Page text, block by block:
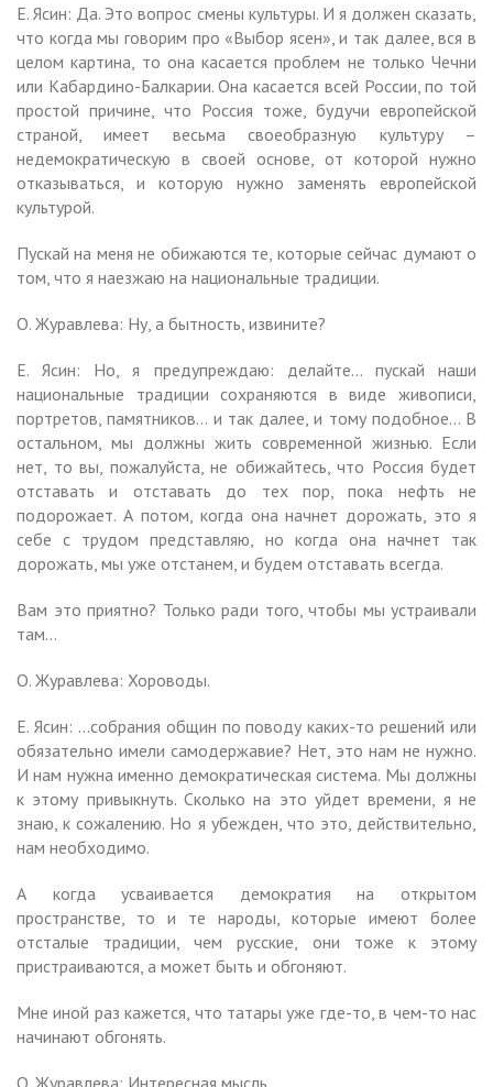
Е. Ясин: Да. Это вопрос смены культуры. И я должен сказать,
что когда мы говорим про «Выбор ясен», и так далее, вся в
целом картина, то она касается проблем не только Чечни
или Кабардино-Балкарии. Она касается всей России, по той
простой причине, что Россия тоже, будучи европейской
страной, имеет весьма своеобразную культуру –
недемократическую в своей основе, от которой нужно
отказываться, и которую нужно заменять европейской
культурой.
Пускай на меня не обижаются те, которые сейчас думают о
том, что я наезжаю на национальные традиции.
О. Журавлева: Ну, а бытность, извините?
Е. Ясин: Но, я предупреждаю: делайте… пускай наши
национальные традиции сохраняются в виде живописи,
портретов, памятников… и так далее, и тому подобное… В
остальном, мы должны жить современной жизнью. Если
нет, то вы, пожалуйста, не обижайтесь, что Россия будет
отставать и отставать до тех пор, пока нефть не
подорожает. А потом, когда она начнет дорожать, это я
себе с трудом представляю, но когда она начнет так
дорожать, мы уже отстанем, и будем отставать всегда.
Вам это приятно? Только ради того, чтобы мы устраивали
там…
О. Журавлева: Хороводы.
Е. Ясин: …собрания общин по поводу каких-то решений или
обязательно имели самодержавие? Нет, это нам не нужно.
И нам нужна именно демократическая система. Мы должны
к этому привыкнуть. Сколько на это уйдет времени, я не
знаю, к сожалению. Но я убежден, что это, действительно,
нам необходимо.
А когда усваивается демократия на открытом
пространстве, то и те народы, которые имеют более
отсталые традиции, чем русские, они тоже к этому
пристраиваются, а может быть и обгоняют.
Мне иной раз кажется, что татары уже где-то, в чем-то нас
начинают обгонять.
О. Журавлева: Интересная мысль.